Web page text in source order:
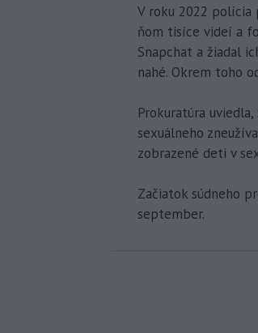
V roku 2022 polícia
ňom tisíce videí a
Snapchat a žiadal
nahé. Okrem toho
Prokuratúra
sexuálneho
zobrazené deti v
Začiatok súdneho
september.